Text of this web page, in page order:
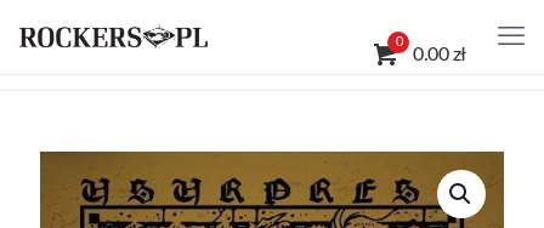
0
0.00 zł